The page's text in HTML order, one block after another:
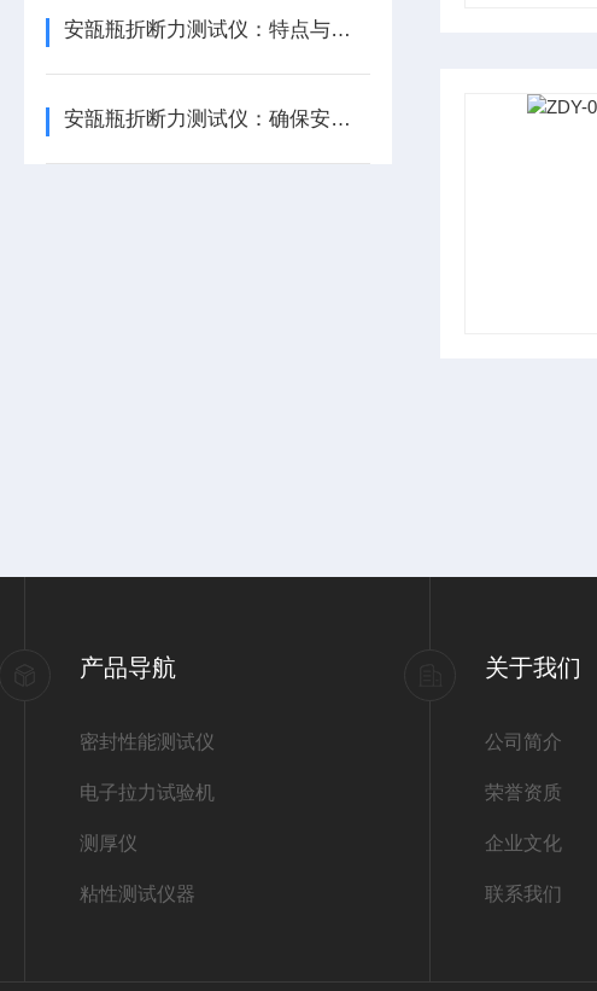
安瓿瓶折断力测试仪：特点与技术参数
安瓿瓶折断力测试仪：确保安瓿瓶的产品质量
产品导航
密封性能测试仪
电子拉力试验机
测厚仪
粘性测试仪器
关于我们
公司简介
荣誉资质
企业文化
联系我们